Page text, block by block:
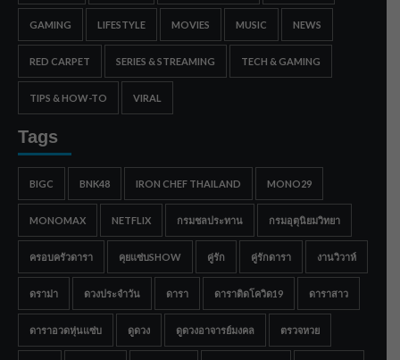
GAMING LIFESTYLE MOVIES MUSIC NEWS
RED CARPET SERIES & STREAMING TECH & GAMING
TIPS & HOW-TO VIRAL
Tags
BIGC BNK48 IRON CHEF THAILAND MONO29
MONOMAX NETFLIX กรมชลประทาน กรมอุตุนิยมวิทยา
ครอบครัวดารา คุยแซ่บSHOW คู่รัก คู่รักดารา งานวิวาห์
ดราม่า ดวงประจำวัน ดารา ดาราติดโควิด19 ดาราสาว
ดาราอวดหุ่นแซ่บ ดูดวง ดูดวงอาจารย์มงคล ตรวจหวย